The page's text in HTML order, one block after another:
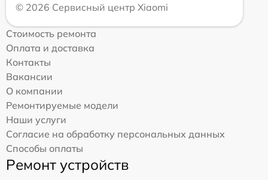
© 2026 Сервисный центр Xiaomi
Стоимость ремонта
Оплата и доставка
Контакты
Вакансии
О компании
Ремонтируемые модели
Наши услуги
Согласие на обработку персональных данных
Способы оплаты
Ремонт устройств